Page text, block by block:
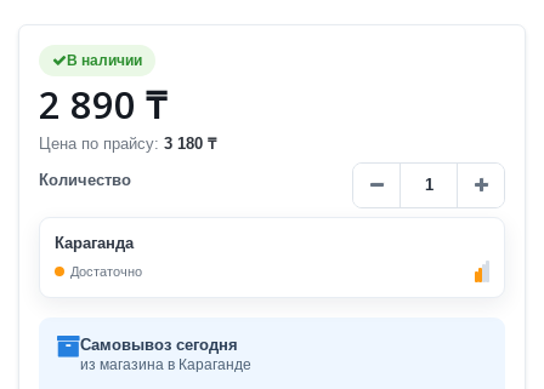
В наличии
2 890 ₸
Цена по прайсу: 3 180 ₸
Количество
Караганда
Достаточно
Самовывоз сегодня
из магазина в Караганде